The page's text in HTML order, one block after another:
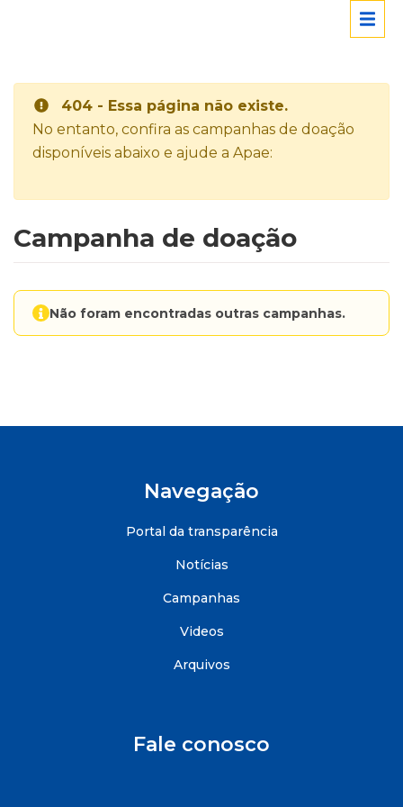
404 - Essa página não existe.
No entanto, confira as campanhas de doação
disponíveis abaixo e ajude a Apae:
Campanha de doação
Não foram encontradas outras campanhas.
Navegação
Portal da transparência
Notícias
Campanhas
Videos
Arquivos
Fale conosco